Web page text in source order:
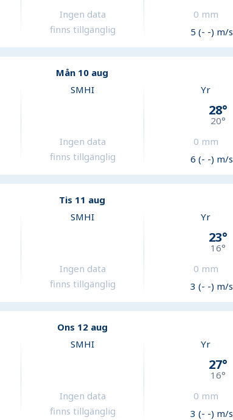
Ingen data
finns tillgänglig
0 mm
5 (- -) m/s
Mån 10 aug
SMHI
Ingen data
finns tillgänglig
Yr
28°
20°
0 mm
6 (- -) m/s
Tis 11 aug
SMHI
Ingen data
finns tillgänglig
Yr
23°
16°
0 mm
3 (- -) m/s
Ons 12 aug
SMHI
Ingen data
finns tillgänglig
Yr
27°
16°
0 mm
3 (- -) m/s